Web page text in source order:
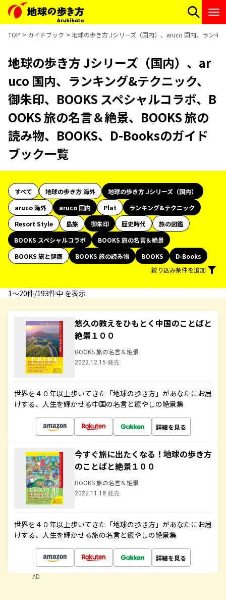
TOP ガイドブック 地球の歩き方 Jシリーズ（国内）、aruco 国内、ランキ
地球の歩き方 Jシリーズ（国内）、ar
uco 国内、ランキング&テクニック、
御朱印、BOOKS スペシャルコラボ、B
OOKS 旅の名言＆絶景、BOOKS 旅の
読み物、BOOKS、D-Booksのガイド
ブック一覧
すべて 地球の歩き方 海外
地球の歩き方 Jシリーズ（国内）
aruco 海外
aruco 国内 Plat
ランキング&テクニック
Resort Style
島旅 御朱印 歴史時代
旅の図鑑
BOOKS スペシャルコラボ
BOOKS 旅の名言＆絶景
BOOKS 旅と健康
BOOKS 旅の読み物 BOOKS
D-Books
絞り込み条件を追加
1〜20件/193件中 を表示
悠久の教えをひもとく中国のことばと
絶景１００
BOOKS 旅の名言＆絶景
2022.12.15 発売
世界を４０年以上歩いてきた「地球の歩き方」があなたにお届
けする、人生を輝かせる中国の名言と癒やしの絶景集
詳細を見る
今すぐ旅に出たくなる！地球の歩き方
のことばと絶景１００
BOOKS 旅の名言＆絶景
2022.11.18 発売
世界を４０年以上歩いてきた「地球の歩き方」があなたにお届
けする、人生を輝かせる旅の名言と癒やしの絶景集
詳細を見る
AD